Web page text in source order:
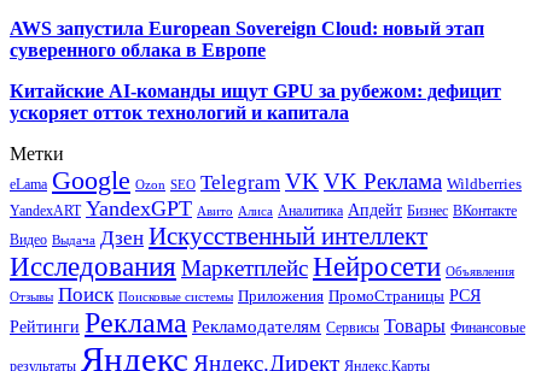
AWS запустила European Sovereign Cloud: новый этап
суверенного облака в Европе
Китайские AI-команды ищут GPU за рубежом: дефицит
ускоряет отток технологий и капитала
Метки
eLama Google Ozon SEO Telegram VK VK Реклама Wildberries
YandexART YandexGPT Авито Алиса Аналитика Апдейт Бизнес ВКонтакте
Видео Выдача Дзен Искусственный интеллект
Исследования МаркетплейсНейросети Объявления
Отзывы Поиск Поисковые системы Приложения ПромоСтраницы РСЯ
Рейтинги Реклама Рекламодателям Сервисы Товары Финансовые
результаты Яндекс Яндекс.Директ Яндекс.Карты